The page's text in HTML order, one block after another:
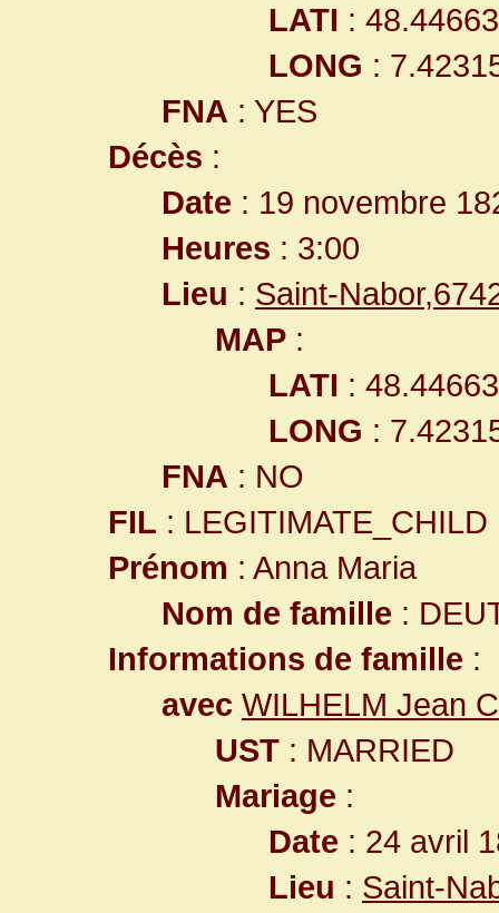
LATI :
LONG :
FNA : YES
Décès :
Date : 19 novembre
Heures : 3:00
Lieu : Saint-
MAP :
LATI :
LONG :
FNA : NO
FIL : LEGITIMATE_CHILD
Prénom : Anna Maria
Nom de famille :
Informations de famille :
avec WILHELM Jean
UST : MARRIED
Mariage :
Date : 24 avril
Lieu : Saint-